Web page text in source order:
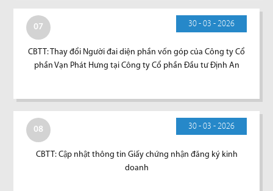
07 30 - 03 - 2026
CBTT: Thay đổi Người đai diện phần vốn góp của Công ty Cổ
phần Vạn Phát Hưng tại Công ty Cổ phần Đầu tư Định An
08 30 - 03 - 2026
CBTT: Cập nhật thông tin Giấy chứng nhận đăng ký kinh
doanh